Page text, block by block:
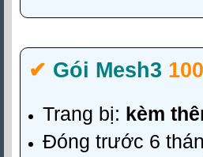
✔‎ Gói Mesh3
Trang bị: kèm
Đóng trước 6